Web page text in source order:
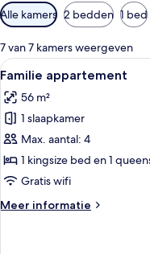
Beschikbare
filters
voor
kamers
Alle kamers 2 bedden 1 bed
7 van 7 kamers weergeven
Alle
foto's
voor
Familie
appartement
laden
10
Familie appartement
56 m²
1 slaapkamer
Max. aantal: 4
1 kingsize bed en 1
Gratis wifi
Meer informatie
Meer